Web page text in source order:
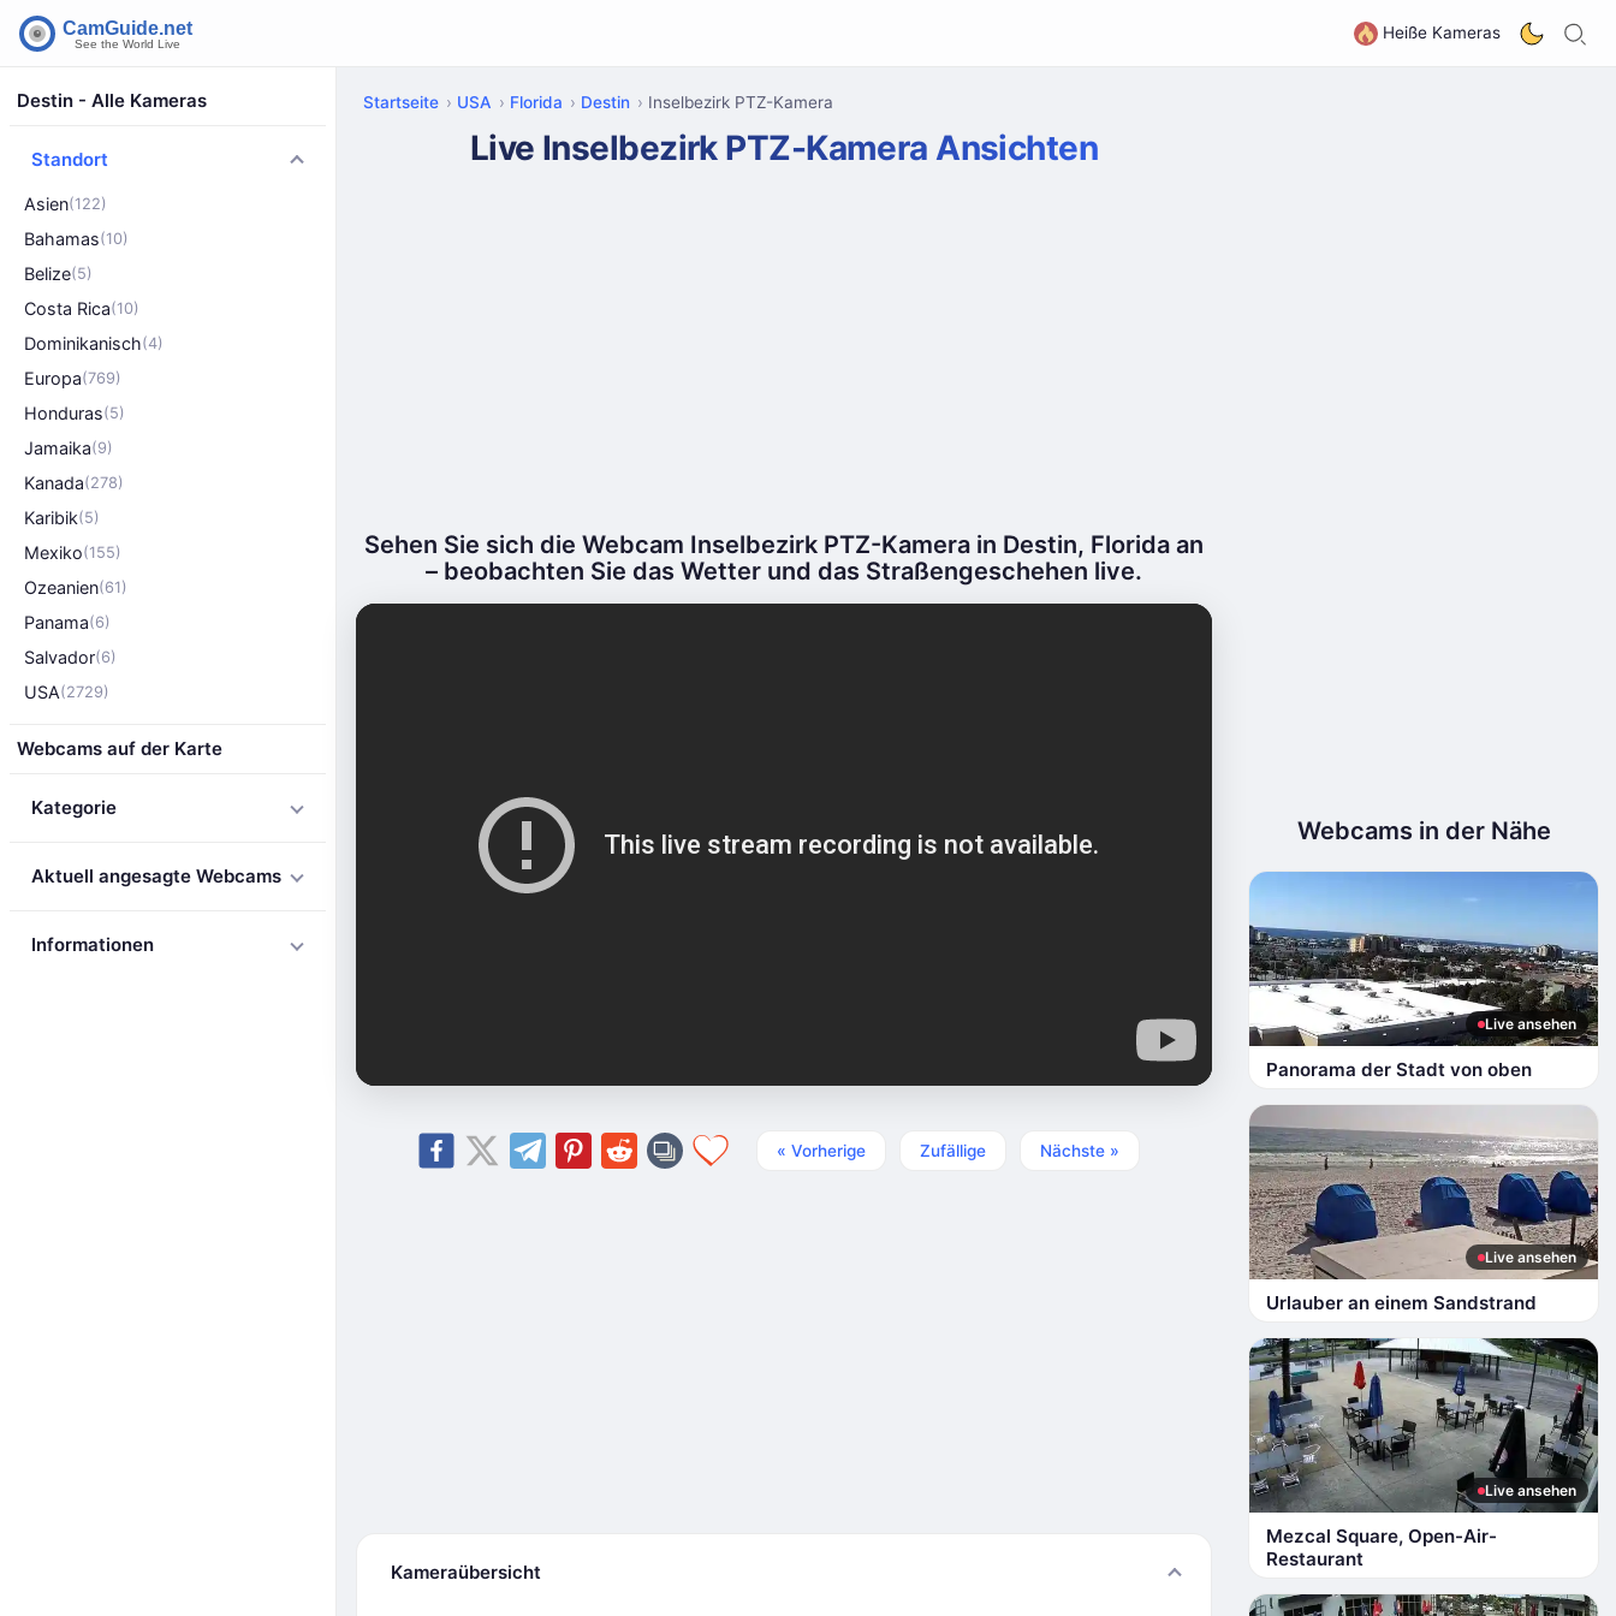
Heiße Kameras
Destin - Alle Kameras
Standort
Asien(122)
Bahamas(10)
Belize(5)
Costa Rica(10)
Dominikanisch(4)
Europa(769)
Honduras(5)
Jamaika(9)
Kanada(278)
Karibik(5)
Mexiko(155)
Ozeanien(61)
Panama(6)
Salvador(6)
USA(2729)
Webcams auf der Karte
Kategorie
Aktuell angesagte Webcams
Informationen
Startseite USA Florida Destin Inselbezirk PTZ-Kamera
Live Inselbezirk PTZ-Kamera Ansichten
Sehen Sie sich die Webcam Inselbezirk PTZ-Kamera in Destin, Florida an
– beobachten Sie das Wetter und das Straßengeschehen live.
« Vorherige Zufällige Nächste »
Kameraübersicht
Webcams in der Nähe
Live ansehen
Panorama der Stadt von oben
Live ansehen
Urlauber an einem Sandstrand
Live ansehen
Mezcal Square, Open-Air-
Restaurant